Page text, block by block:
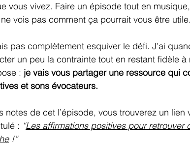
vous vivez. Faire un épisode tout en
vois pas comment ça pourrait vous être utile.
pas complètement esquiver le défi. J’ai
un peu la contrainte tout en restant fidèle
: je vais vous partager une ressource qui
et sons évocateurs.
notes de cet l’épisode, vous trouverez un
: “Les affirmations positives pour retrouver
!”